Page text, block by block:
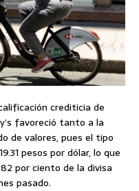
crediticia de
favoreció tanto a la
de valores, pues el tipo
pesos por dólar, lo que
por ciento de la divisa
pasado.